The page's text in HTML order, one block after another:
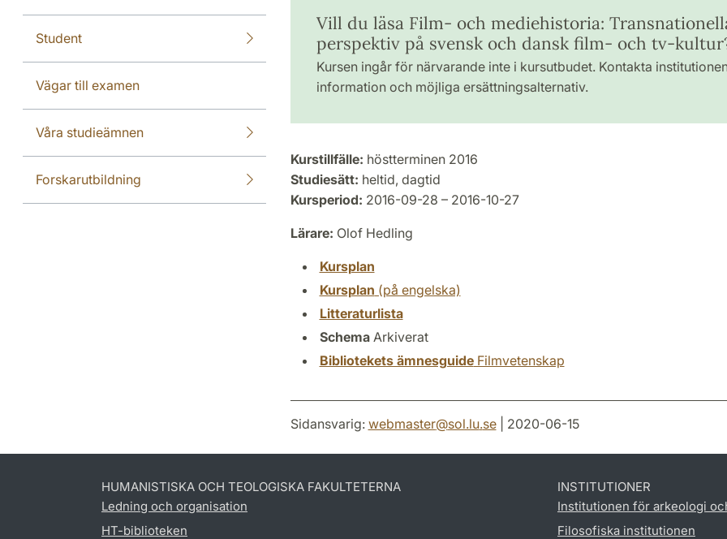
Student
Vägar till examen
Våra studieämnen
Forskarutbildning
Vill du läsa Film- och mediehistoria:
perspektiv på svensk och dansk film- och tv-
Kursen ingår för närvarande inte i kursutbudet. Kontakta
information och möjliga ersättningsalternativ.
Kurstillfälle: höstterminen 2016
Studiesätt: heltid, dagtid
Kursperiod: 2016-09-28 – 2016-10-27
Lärare: Olof Hedling
Kursplan
Kursplan (på engelska)
Litteraturlista
Schema Arkiverat
Bibliotekets ämnesguideFilmvetenskap
Sidansvarig: webmaster@sol.lu.se| 2020-06-15
HUMANISTISKA OCH TEOLOGISKA FAKULTETERNA
Ledning och organisation
HT-biblioteken
INSTITUTIONER
Institutionen för arkeologi
Filosofiska institutionen